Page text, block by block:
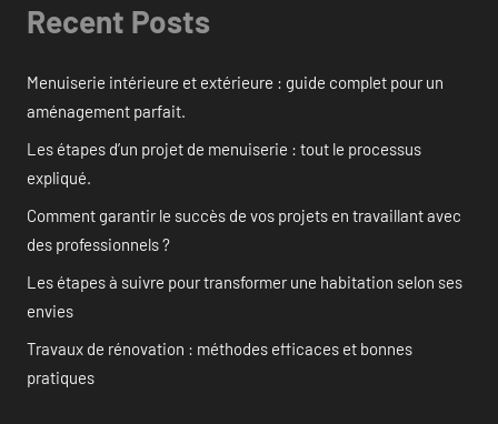
Recent Posts
Menuiserie intérieure et extérieure : guide complet pour un
aménagement parfait.
Les étapes d’un projet de menuiserie : tout le processus
expliqué.
Comment garantir le succès de vos projets en travaillant avec
des professionnels ?
Les étapes à suivre pour transformer une habitation selon ses
envies
Travaux de rénovation : méthodes efficaces et bonnes
pratiques